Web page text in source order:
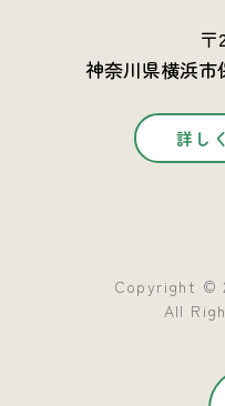
〒
神奈川県横浜市
詳し
Copyright ©
All